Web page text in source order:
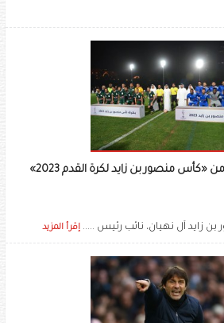
«كأس منصور بن زايد لكرة القدم 2023»
زايد آل نهيان، نائب رئيس ..... إقرأ المزيد